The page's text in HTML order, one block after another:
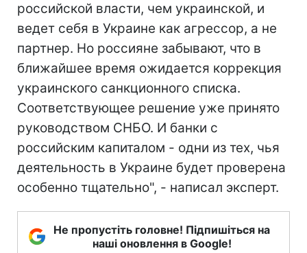
российской власти, чем украинской, и
ведет себя в Украине как агрессор, а не
партнер. Но россияне забывают, что в
ближайшее время ожидается коррекция
украинского санкционного списка.
Соответствующее решение уже принято
руководством СНБО. И банки с
российским капиталом - одни из тех, чья
деятельность в Украине будет проверена
особенно тщательно", - написал эксперт.
Не пропустіть головне! Підпишіться на
наші оновлення в Google!